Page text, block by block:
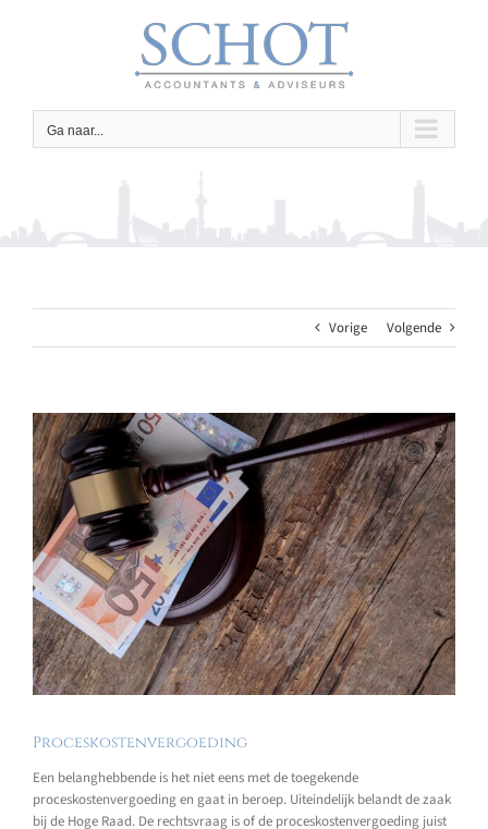
Ga naar...
Vorige Volgende
Bekijk
grotere
afbeelding
Proceskostenvergoeding
Een belanghebbende is het niet eens met de toegekende
proceskostenvergoeding en gaat in beroep. Uiteindelijk belandt de zaak
bij de Hoge Raad. De rechtsvraag is of de proceskostenvergoeding juist